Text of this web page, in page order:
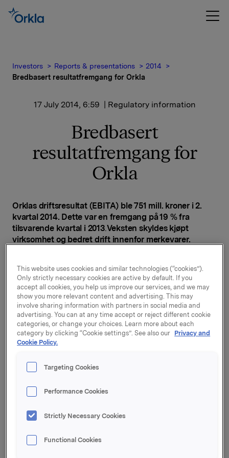
Investors Reports & presentations
2014
Bredbasert resultatfremgang for Orkla
17 July 2014, 6:59 | Regulatory information
Bredbasert
resultatfremgang for
Orkla
Orklas driftsresultat (EBITA) ble 751 mill. kroner i 2.
kvartal 2014. Dette var en fremgang på 19 % fra
tilsvarende kvartal i 2013.Veksten skyldes kjøpt
virksomhet og bedret drift innenfor merkevarer.
704 mill. kroner i kvartalet, mot 584 mill. kroner i
tilsvarende periode i 2013. Orkla Foods realiserte
betydelige kostnadssynergier som følge av
integreringen med Rieber & Søn. Også Orkla Home &
Personal, Orkla Food Ingredients og Orkla
International kunne vise til resultatfremgang. Fortsatt
er det en utfordrende markedssituasjon for Orkla
Confectionery & Snacks, men det var tegn til bedring
mot slutten av kvartalet.
mot 7.905 mill. kroner i tilsvarende kvartal i 2013.
7.175 mill. kroner, og den organiske veksten var 0,9 % i
Ingredients og Orkla International bidro til en positiv
salgsutvikling, mens Orkla Foods og Orkla
This website uses cookies and similar technologies (“cookies”).
Only strictly necessary cookies are active by default. If you
accept all cookies, you help us improve our services, and we may
show you more relevant content and advertising. This may
involve sharing information with partners in social media and
advertising. You can at any time accept or reject different cookie
categories, or change your choices. Learn more about each
category by clicking “Cookie settings”. See also our Privacy and
Cookie Policy.
Targeting Cookies
Performance Cookies
Strictly Necessary Cookies
Functional Cookies